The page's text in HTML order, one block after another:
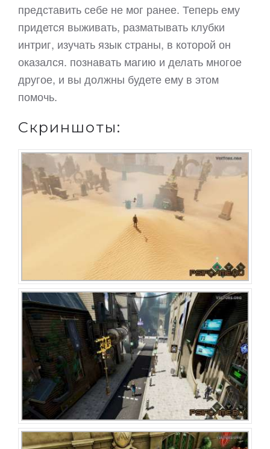
представить себе не мог ранее. Теперь ему
придется выживать, разматывать клубки
интриг, изучать язык страны, в которой он
оказался. познавать магию и делать многое
другое, и вы должны будете ему в этом
помочь.
Скриншоты: